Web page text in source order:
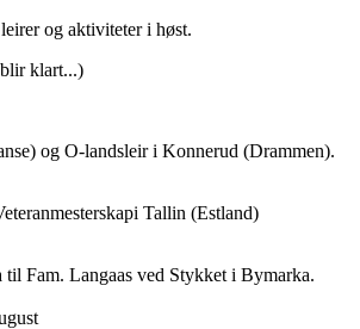
og aktiviteter i høst.
klart...)
og O-landsleir i Konnerud (Drammen).
Tallin (Estland)
Fam. Langaas ved Stykket i Bymarka.